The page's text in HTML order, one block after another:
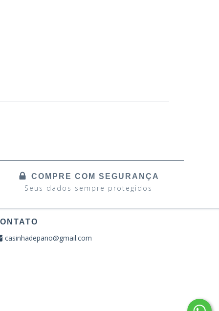
COMPRE COM SEGURANÇA
Seus dados sempre protegidos
casinhadepano@gmail.com